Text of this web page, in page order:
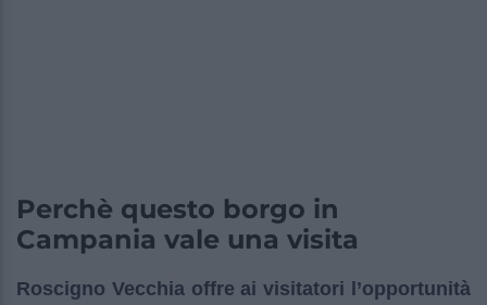
Perchè questo borgo in
Campania vale una visita
Roscigno Vecchia offre ai visitatori l’opportunità